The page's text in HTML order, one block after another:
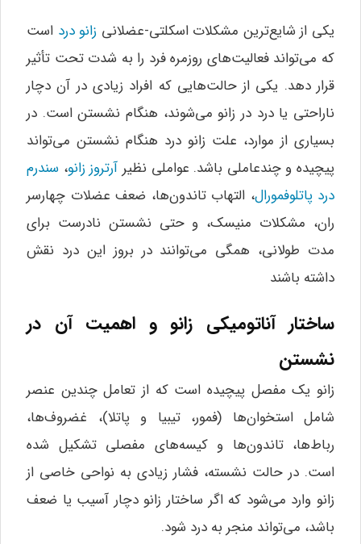
یکی از شایع‌ترین مشکلات اسکلتی-عضلانی زانو درد است
که می‌تواند فعالیت‌های روزمره فرد را به شدت تحت تأثیر
قرار دهد. یکی از حالت‌هایی که افراد زیادی در آن دچار
ناراحتی یا درد در زانو می‌شوند، هنگام نشستن است. در
بسیاری از موارد، علت زانو درد هنگام نشستن می‌تواند
پیچیده و چندعاملی باشد. عواملی نظیر آرتروز زانو، سندرم
درد پاتلوفمورال، التهاب تاندون‌ها، ضعف عضلات چهارسر
ران، مشکلات منیسک، و حتی نشستن نادرست برای
مدت طولانی، همگی می‌توانند در بروز این درد نقش
داشته باشند
ساختار آناتومیکی زانو و اهمیت آن در
نشستن
زانو یک مفصل پیچیده است که از تعامل چندین عنصر
شامل استخوان‌ها (فمور، تیبیا و پاتلا)، غضروف‌ها،
رباط‌ها، تاندون‌ها و کیسه‌های مفصلی تشکیل شده
است. در حالت نشسته، فشار زیادی به نواحی خاصی از
زانو وارد می‌شود که اگر ساختار زانو دچار آسیب یا ضعف
باشد، می‌تواند منجر به درد شود.